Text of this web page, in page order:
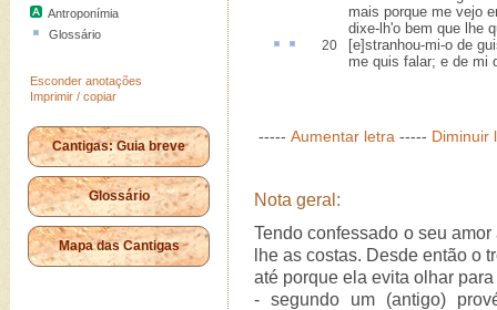
Antroponímia
Glossário
Esconder anotações
Imprimir / copiar
Cantigas: Guia breve
Glossário
Mapa das Cantigas
mais porque me vejo
dixe-lh'o bem que lhe
20 [e]stranhou-mi-o de
me quis falar; e de mi
----- Aumentar letra ----- Diminuir
Nota geral:
Tendo confessado o seu
lhe as costas. Desde então o
até porque ela evita olhar
- segundo um (antigo)